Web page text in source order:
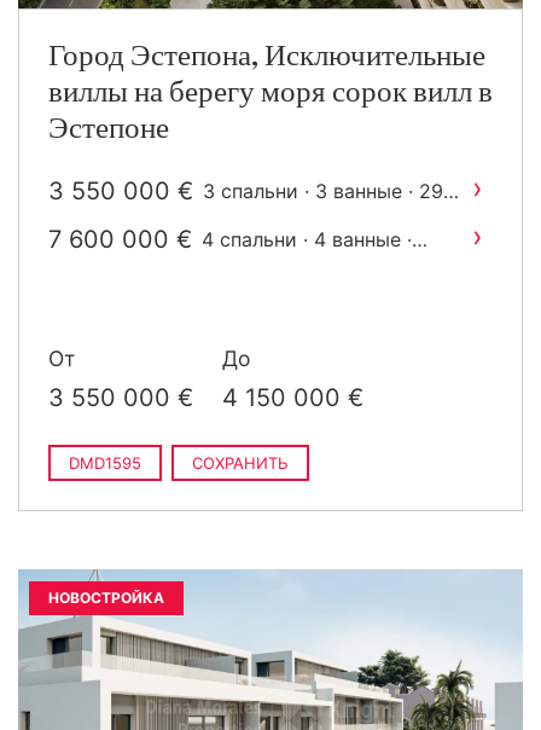
Город Эстепона, Исключительные
виллы на берегу моря сорок вилл в
Эстепоне
3 550 000 € 3 спальни · 3 ванные · 297
›
7 600 000 € 4 спальни · 4 ванные ·
›
От
3 550 000 €
До
4 150 000 €
DMD1595 СОХРАНИТЬ
НОВОСТРОЙКА